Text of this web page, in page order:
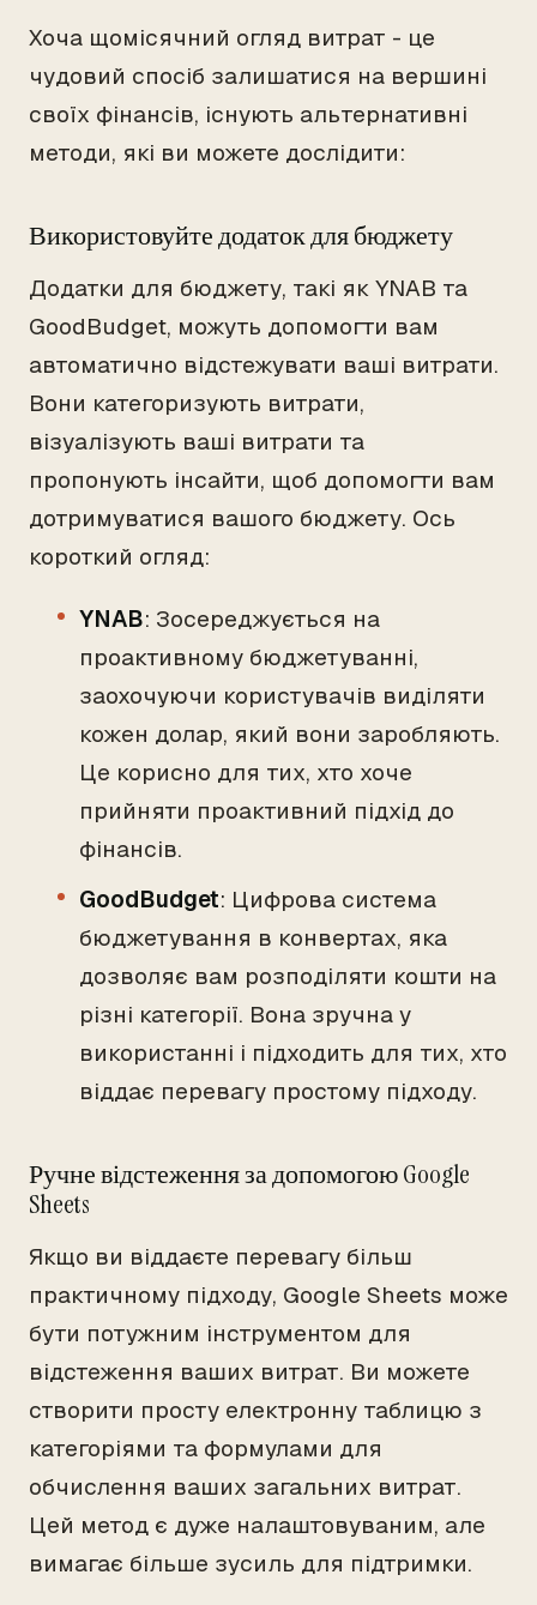
Хоча щомісячний огляд витрат - це
чудовий спосіб залишатися на вершині
своїх фінансів, існують альтернативні
методи, які ви можете дослідити:
Використовуйте додаток для бюджету
Додатки для бюджету, такі як YNAB та
GoodBudget, можуть допомогти вам
автоматично відстежувати ваші витрати.
Вони категоризують витрати,
візуалізують ваші витрати та
пропонують інсайти, щоб допомогти вам
дотримуватися вашого бюджету. Ось
короткий огляд:
YNAB: Зосереджується на
проактивному бюджетуванні,
заохочуючи користувачів виділяти
кожен долар, який вони заробляють.
Це корисно для тих, хто хоче
прийняти проактивний підхід до
фінансів.
GoodBudget: Цифрова система
бюджетування в конвертах, яка
дозволяє вам розподіляти кошти на
різні категорії. Вона зручна у
використанні і підходить для тих, хто
віддає перевагу простому підходу.
Ручне відстеження за допомогою Google
Sheets
Якщо ви віддаєте перевагу більш
практичному підходу, Google Sheets може
бути потужним інструментом для
відстеження ваших витрат. Ви можете
створити просту електронну таблицю з
категоріями та формулами для
обчислення ваших загальних витрат.
Цей метод є дуже налаштовуваним, але
вимагає більше зусиль для підтримки.